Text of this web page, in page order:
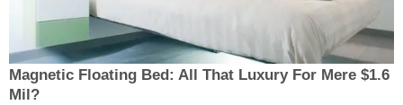
Magnetic Floating Bed: All That Luxury For Mere $1.6
Mil?